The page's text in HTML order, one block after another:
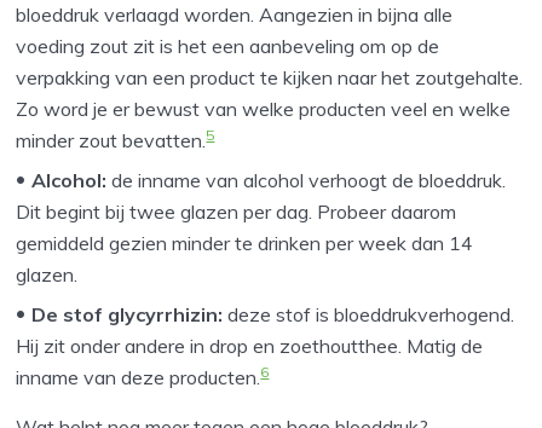
bloeddruk verlaagd worden. Aangezien in bijna alle
voeding zout zit is het een aanbeveling om op de
verpakking van een product te kijken naar het zoutgehalte.
Zo word je er bewust van welke producten veel en welke
minder zout bevatten.5
Alcohol: de inname van alcohol verhoogt de bloeddruk.
Dit begint bij twee glazen per dag. Probeer daarom
gemiddeld gezien minder te drinken per week dan 14
glazen.
De stof glycyrrhizin: deze stof is bloeddrukverhogend.
Hij zit onder andere in drop en zoethoutthee. Matig de
inname van deze producten.6